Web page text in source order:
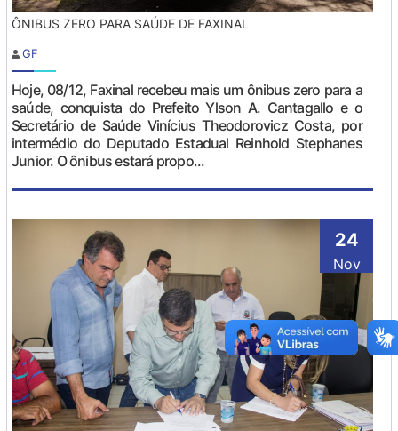
ÔNIBUS ZERO PARA SAÚDE DE FAXINAL
GF
Hoje, 08/12, Faxinal recebeu mais um ônibus zero para a
saúde, conquista do Prefeito Ylson A. Cantagallo e o
Secretário de Saúde Vinícius Theodorovicz Costa, por
intermédio do Deputado Estadual Reinhold Stephanes
Junior. O ônibus estará propo...
24
Nov